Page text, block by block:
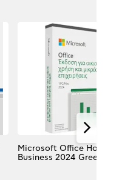
Microsoft Office Home &
Business 2024 Greek